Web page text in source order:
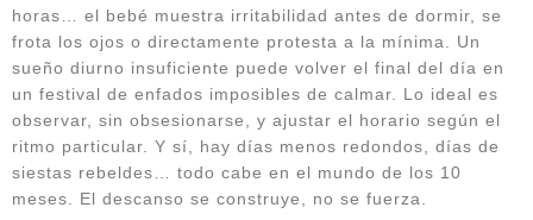
horas… el bebé muestra irritabilidad antes de dormir, se
frota los ojos o directamente protesta a la mínima. Un
sueño diurno insuficiente puede volver el final del día en
un festival de enfados imposibles de calmar. Lo ideal es
observar, sin obsesionarse, y ajustar el horario según el
ritmo particular. Y sí, hay días menos redondos, días de
siestas rebeldes… todo cabe en el mundo de los 10
meses. El descanso se construye, no se fuerza.